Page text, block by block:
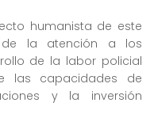
humanista de este
de la atención a los
de la labor policial
las capacidades de
y la inversión